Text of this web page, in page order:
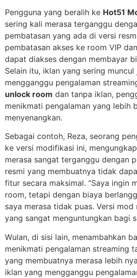
Pengguna yang beralih ke Hot51
sering kali merasa terganggu
pembatasan yang ada di versi
pembatasan akses ke room VIP
dapat diakses dengan membayar
Selain itu, iklan yang sering
mengganggu pengalaman
unlock room dan tanpa iklan,
menikmati pengalaman yang lebih
menyenangkan.
Sebagai contoh, Reza, seorang
ke versi modifikasi ini,
merasa sangat terganggu dengan
resmi yang membuatnya tidak
fitur secara maksimal. “Saya ingin
room, tetapi dengan biaya
saya merasa tidak puas. Versi mod
yang sangat menguntungkan bagi
Wulan, di sisi lain, menambahkan
menikmati pengalaman streaming
yang membuatnya merasa lebih
iklan yang mengganggu